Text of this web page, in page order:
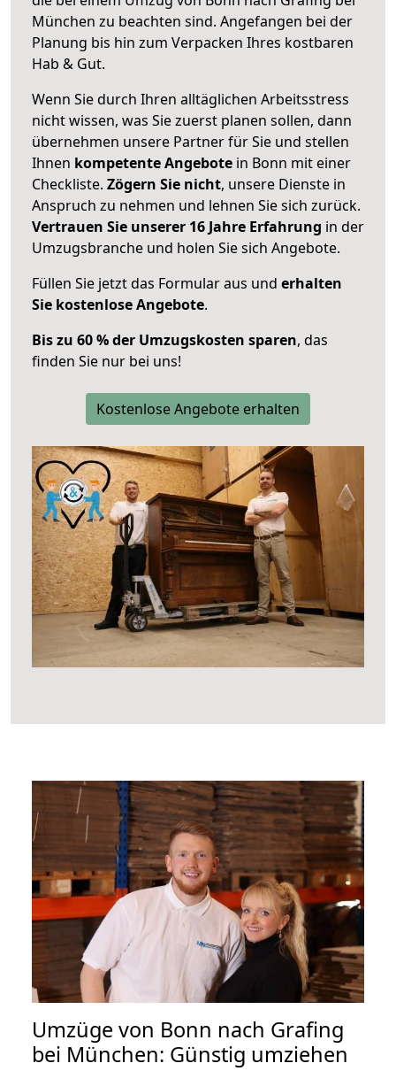
München zu beachten sind. Angefangen bei der
Planung bis hin zum Verpacken Ihres kostbaren
Hab & Gut.
Wenn Sie durch Ihren alltäglichen Arbeitsstress
nicht wissen, was Sie zuerst planen sollen, dann
übernehmen unsere Partner für Sie und stellen
Ihnen kompetente Angebote in Bonn mit einer
Checkliste. Zögern Sie nicht, unsere Dienste in
Anspruch zu nehmen und lehnen Sie sich zurück.
Vertrauen Sie unserer 16 Jahre Erfahrung in der
Umzugsbranche und holen Sie sich Angebote.
Füllen Sie jetzt das Formular aus und erhalten
Sie kostenlose Angebote.
Bis zu 60 % der Umzugskosten sparen, das
finden Sie nur bei uns!
Kostenlose Angebote erhalten
Umzüge von Bonn nach Grafing
bei München: Günstig umziehen